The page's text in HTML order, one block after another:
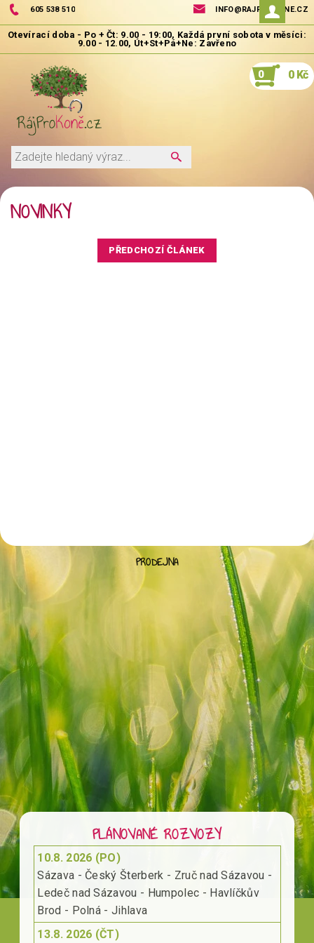
605 538 510 INFO@RAJPROKONE.CZ
0 0 Kč
NOVINKY
PŘEDCHOZÍ ČLÁNEK
PRODEJNA
PLÁNOVANÉ ROZVOZY
10.8. 2026 (PO)
Sázava - Český Šterberk - Zruč nad Sázavou -
Ledeč nad Sázavou - Humpolec - Havlíčkův
Brod - Polná - Jihlava
13.8. 2026 (ČT)